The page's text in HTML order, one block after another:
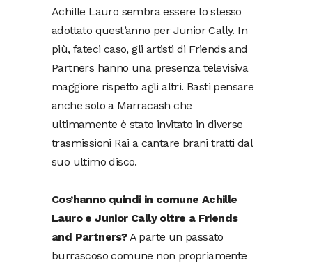
Achille Lauro sembra essere lo stesso
adottato quest’anno per Junior Cally. In
più, fateci caso, gli artisti di Friends and
Partners hanno una presenza televisiva
maggiore rispetto agli altri. Basti pensare
anche solo a Marracash che
ultimamente è stato invitato in diverse
trasmissioni Rai a cantare brani tratti dal
suo ultimo disco.
Cos’hanno quindi in comune Achille
Lauro e Junior Cally oltre a Friends
and Partners?A parte un passato
burrascoso comune non propriamente